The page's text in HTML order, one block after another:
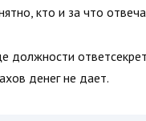
кто и за что
должности
денег не дает.